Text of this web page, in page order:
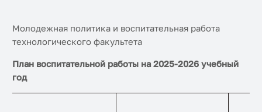
Молодежная политика и воспитательная работа
технологического факультета
План воспитательной работы на 2025-2026 учебный
год